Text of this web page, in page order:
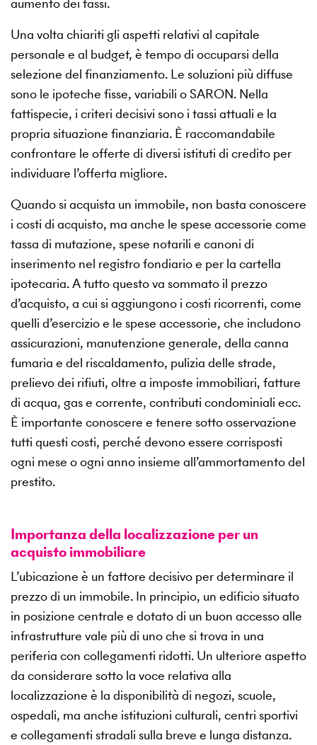
Una volta chiariti gli aspetti relativi al capitale
personale e al budget, è tempo di occuparsi della
selezione del finanziamento. Le soluzioni più diffuse
sono le ipoteche fisse, variabili o SARON. Nella
fattispecie, i criteri decisivi sono i tassi attuali e la
propria situazione finanziaria. È raccomandabile
confrontare le offerte di diversi istituti di credito per
individuare l’offerta migliore.
Quando si acquista un immobile, non basta conoscere
i costi di acquisto, ma anche le spese accessorie come
tassa di mutazione, spese notarili e canoni di
inserimento nel registro fondiario e per la cartella
ipotecaria. A tutto questo va sommato il prezzo
d’acquisto, a cui si aggiungono i costi ricorrenti, come
quelli d’esercizio e le spese accessorie, che includono
assicurazioni, manutenzione generale, della canna
fumaria e del riscaldamento, pulizia delle strade,
prelievo dei rifiuti, oltre a imposte immobiliari, fatture
di acqua, gas e corrente, contributi condominiali ecc.
È importante conoscere e tenere sotto osservazione
tutti questi costi, perché devono essere corrisposti
ogni mese o ogni anno insieme all’ammortamento del
prestito.
Importanza della localizzazione per un
acquisto immobiliare
L’ubicazione è un fattore decisivo per determinare il
prezzo di un immobile. In principio, un edificio situato
in posizione centrale e dotato di un buon accesso alle
infrastrutture vale più di uno che si trova in una
periferia con collegamenti ridotti. Un ulteriore aspetto
da considerare sotto la voce relativa alla
localizzazione è la disponibilità di negozi, scuole,
ospedali, ma anche istituzioni culturali, centri sportivi
e collegamenti stradali sulla breve e lunga distanza.